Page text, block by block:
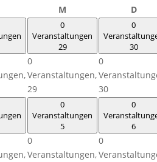
M D
0
Veranstaltungen
29
0
Veranstaltungen,
29
0
30
0
30
0
Veranstaltungen
5
0
Veranstaltungen,
0
6
0